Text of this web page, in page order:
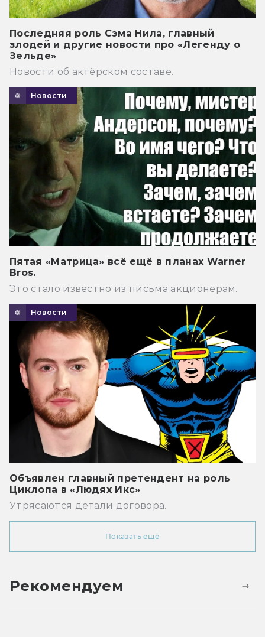
Последняя роль Сэма Нила, главный
злодей и другие новости про «Легенду о
Зельде»
Новости об актёрском составе.
Новости
Пятая «Матрица» всё ещё в планах Warner
Bros.
Это стало известно из письма акционерам.
Новости
Объявлен главный претендент на роль
Циклопа в «Людях Икс»
Утрясаются детали договора.
Показать ещё
Рекомендуем